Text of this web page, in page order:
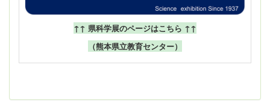
↑↑ 県科学展のページはこちら ↑↑
（熊本県立教育センター）